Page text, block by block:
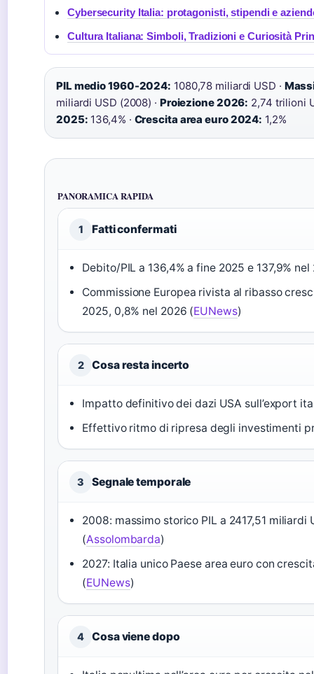
Cybersecurity Italia: protagonisti, stipendi e
Cultura Italiana: Simboli, Tradizioni e Curiosità
PIL medio 1960-2024: 1080,78 miliardi USD ·
miliardi USD (2008) · Proiezione 2026: 2,74 trilioni
2025: 136,4% · Crescita area euro 2024: 1,2%
PANORAMICA RAPIDA
1 Fatti confermati
Debito/PIL a 136,4% a fine 2025 e 137,9% nel
Commissione Europea rivista al ribasso
2025, 0,8% nel 2026 (EUNews)
2 Cosa resta incerto
Impatto definitivo dei dazi USA sull’export
Effettivo ritmo di ripresa degli investimenti
3 Segnale temporale
2008: massimo storico PIL a 2417,51 miliardi
(Assolombarda)
2027: Italia unico Paese area euro con
(EUNews)
4 Cosa viene dopo